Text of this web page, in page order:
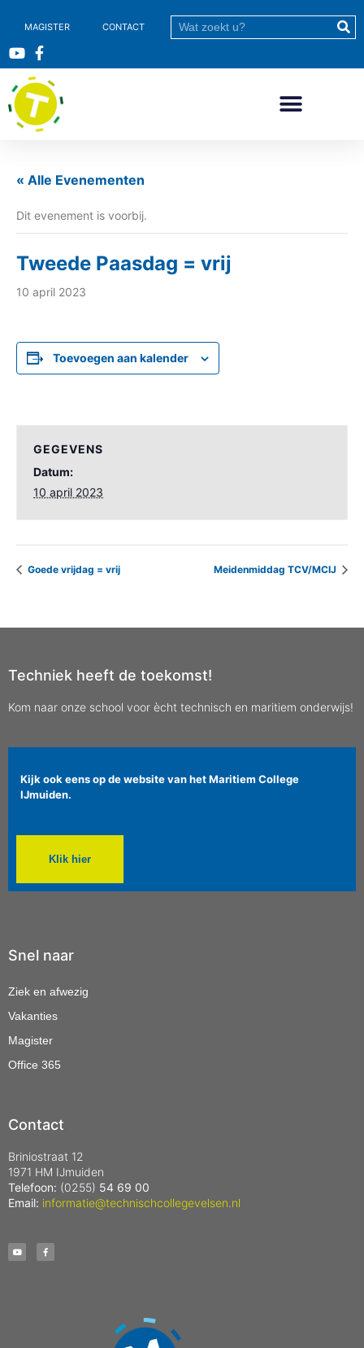
MAGISTER CONTACT
« Alle Evenementen
Dit evenement is voorbij.
Tweede Paasdag = vrij
10 april 2023
Toevoegen aan kalender
GEGEVENS
Datum:
10 april 2023
Goede vrijdag = vrij Meidenmiddag TCV/MCIJ
Techniek heeft de toekomst!
Kom naar onze school voor ècht technisch en maritiem onderwijs!
Kijk ook eens op de website van het Maritiem College
IJmuiden.
Klik hier
Snel naar
Ziek en afwezig
Vakanties
Magister
Office 365
Contact
Briniostraat 12
1971 HM IJmuiden
Telefoon: (0255) 54 69 00
Email: informatie@technischcollegevelsen.nl